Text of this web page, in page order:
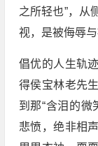
之所轻也”，从
视，是被侮辱
倡优的人生轨
得侯宝林老先
到那“含泪的微
悲愤，绝非相